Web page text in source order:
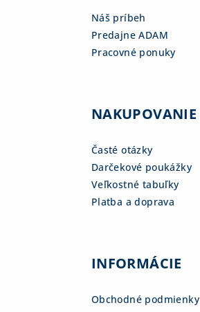
Náš príbeh
Predajne ADAM
Pracovné ponuky
NAKUPOVANIE
Časté otázky
Darčekové poukážky
Veľkostné tabuľky
Platba a doprava
INFORMÁCIE
Obchodné podmienky